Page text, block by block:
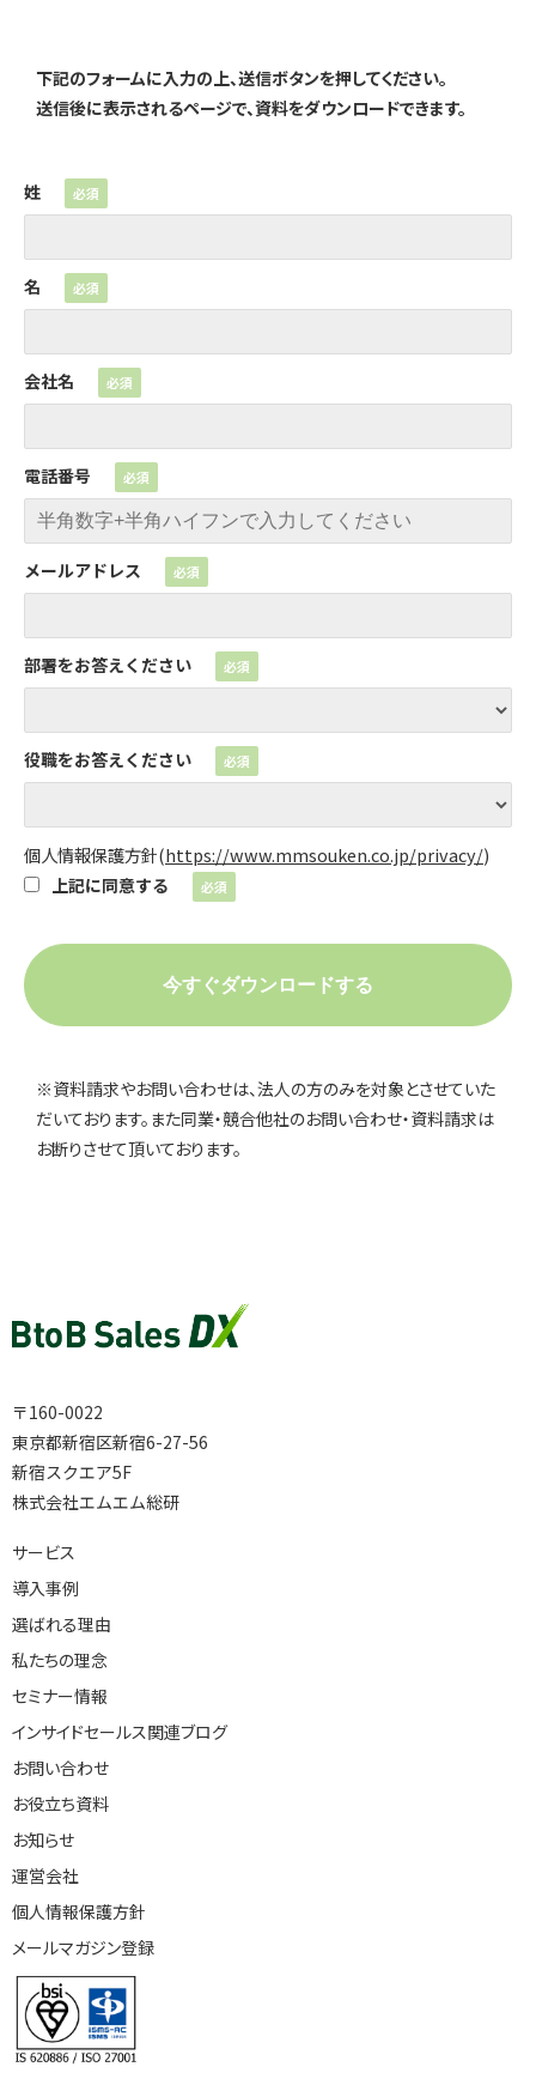
下記のフォームに入力の上、送信ボタンを押してください。
送信後に表示されるページで、資料をダウンロードできます。
姓
名
会社名
電話番号
メールアドレス
部署をお答えください
役職をお答えください
個人情報保護方針(https://www.mmsouken.co.jp/privacy/)
上記に同意する
※資料請求やお問い合わせは、法人の方のみを対象とさせていた
だいております。また同業・競合他社のお問い合わせ・資料請求は
お断りさせて頂いております。
〒160-0022
東京都新宿区新宿6-27-56
新宿スクエア5F
株式会社エムエム総研
サービス
導入事例
選ばれる理由
私たちの理念
セミナー情報
インサイドセールス関連ブログ
お問い合わせ
お役立ち資料
お知らせ
運営会社
個人情報保護方針
メールマガジン登録